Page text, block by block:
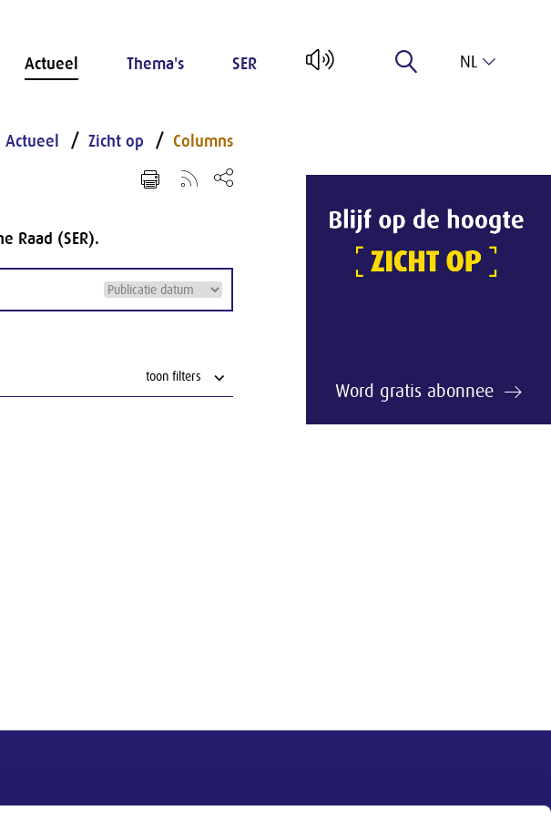
Actueel Thema's SER NL
Actueel Zicht op Columns
Raad (SER).
toon filters ⌵
Word gratis abonnee